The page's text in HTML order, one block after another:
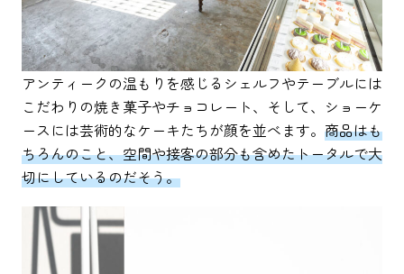
アンティークの温もりを感じるシェルフやテーブルには
こだわりの焼き菓子やチョコレート、そして、ショーケ
ースには芸術的なケーキたちが顔を並べます。 商品はも
ちろんのこと、空間や接客の部分も含めたトータルで大
切にしているのだそう。